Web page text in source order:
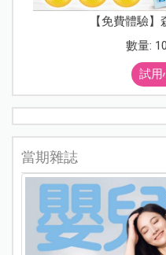
【免費體驗
數量:
試用
當期雜誌